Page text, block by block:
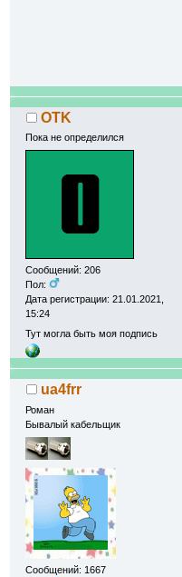
OTK
Пока не определился
Сообщений: 206
Пол:
Дата регистрации: 21.01.2021,
15:24
Тут могла быть моя подпись
ua4frr
Роман
Бывалый кабельщик
Сообщений: 1667